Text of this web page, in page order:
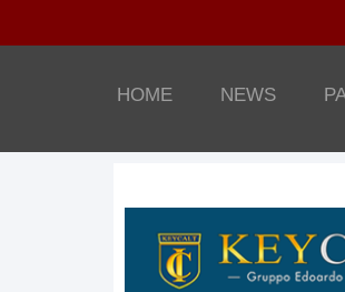
HOME NEWS